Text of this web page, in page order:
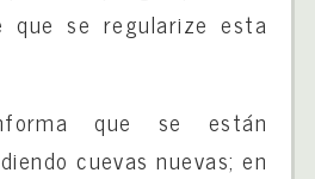
que se regularize esta
que se están
cuevas nuevas; en